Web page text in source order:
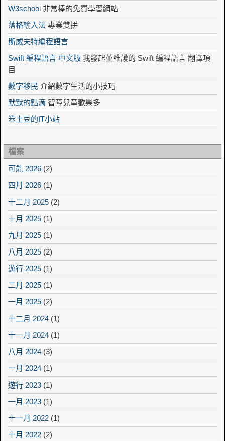
W3school 非常棒的免費學習網站
落格輸入法 專業雙拼
斯威夫特編程語言
Swift 編程語言 中文版 我發起並維護的 Swift 編程語言 翻譯項
目
數字移民 介紹數字生活的小技巧
默默的點滴 智障兒童歡樂多
笨土豆的IT小站
檔案
可能 2026 (2)
四月 2026 (1)
十二月 2025 (2)
十月 2025 (1)
九月 2025 (1)
八月 2025 (2)
遊行 2025 (1)
二月 2025 (1)
一月 2025 (2)
十二月 2024 (1)
十一月 2024 (1)
八月 2024 (3)
一月 2024 (1)
遊行 2023 (1)
一月 2023 (1)
十一月 2022 (1)
十月 2022 (2)